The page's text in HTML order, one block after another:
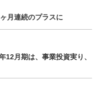
月連続のプラスに
月期は、事業投資実り、